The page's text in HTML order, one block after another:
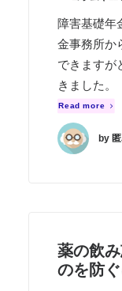
障害基礎年
金事務所か
できますが
きました。
Read more
by
薬の飲
のを防